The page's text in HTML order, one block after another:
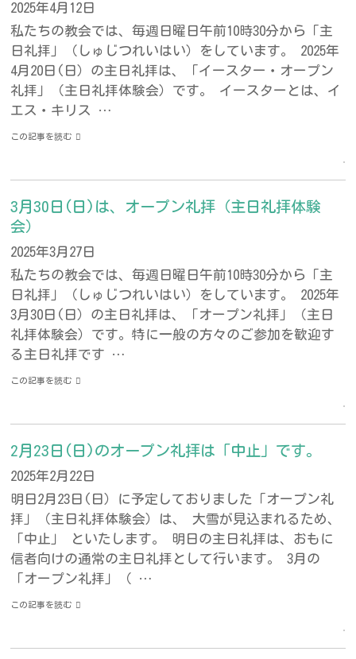
2025年4月12日
私たちの教会では、毎週日曜日午前10時30分から「主
日礼拝」（しゅじつれいはい）をしています。 2025年
4月20日(日）の主日礼拝は、「イースター・オープン
礼拝」（主日礼拝体験会）です。 イースターとは、イ
エス・キリス …
この記事を読む
3月30日(日)は、オープン礼拝（主日礼拝体験
会）
2025年3月27日
私たちの教会では、毎週日曜日午前10時30分から「主
日礼拝」（しゅじつれいはい）をしています。 2025年
3月30日(日）の主日礼拝は、「オープン礼拝」（主日
礼拝体験会）です。特に一般の方々のご参加を歓迎す
る主日礼拝です …
この記事を読む
2月23日(日)のオープン礼拝は「中止」です。
2025年2月22日
明日2月23日(日）に予定しておりました「オープン礼
拝」（主日礼拝体験会）は、 大雪が見込まれるため、
「中止」 といたします。 明日の主日礼拝は、おもに
信者向けの通常の主日礼拝として行います。 3月の
「オープン礼拝」（ …
この記事を読む